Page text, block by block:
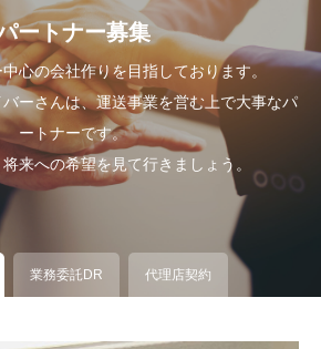
ートナー募集
心の会社作りを目指しております。
ーさんは、運送事業を営む上で大事なパ
ートナーです。
来への希望を見て行きましょう。
業務委託DR 代理店契約